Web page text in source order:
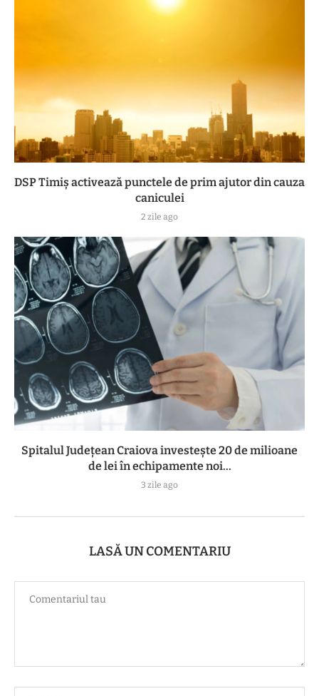
DSP Timiș activează punctele de prim ajutor din cauza
caniculei
2 zile ago
Spitalul Județean Craiova investește 20 de milioane
de lei în echipamente noi...
3 zile ago
LASĂ UN COMENTARIU